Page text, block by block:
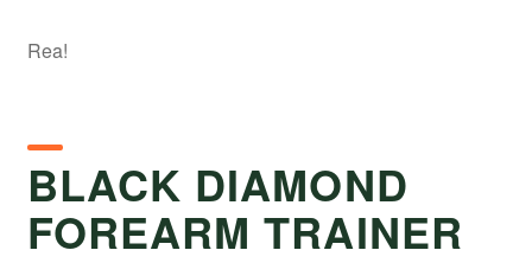
Om Arukimasu
Väljare
Rea!
BLACK DIAMOND
FOREARM TRAINER